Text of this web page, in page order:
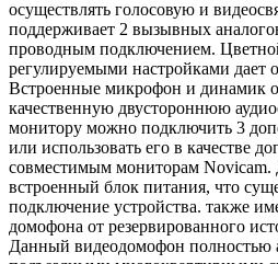
осуществлять голосовую и
поддерживает 2 вызывных
проводным подключением.
регулируемыми настройками дает
Встроенные микрофон и динамик
качественную двустороннюю
монитору можно подключить 3
или использовать его в качестве
совместимым мониторам
встроенный блок питания, что
подключение устройства. также
домофона от резервированного
Данный видеодомофон полностью